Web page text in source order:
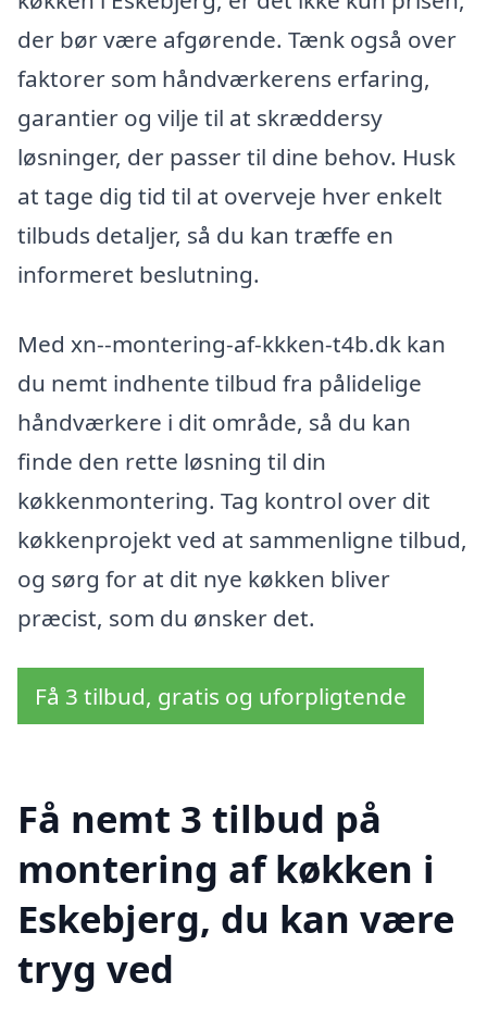
der bør være afgørende. Tænk også over
faktorer som håndværkerens erfaring,
garantier og vilje til at skræddersy
løsninger, der passer til dine behov. Husk
at tage dig tid til at overveje hver enkelt
tilbuds detaljer, så du kan træffe en
informeret beslutning.
Med xn--montering-af-kkken-t4b.dk kan
du nemt indhente tilbud fra pålidelige
håndværkere i dit område, så du kan
finde den rette løsning til din
køkkenmontering. Tag kontrol over dit
køkkenprojekt ved at sammenligne tilbud,
og sørg for at dit nye køkken bliver
præcist, som du ønsker det.
Få 3 tilbud, gratis og uforpligtende
Få nemt 3 tilbud på
montering af køkken i
Eskebjerg, du kan være
tryg ved